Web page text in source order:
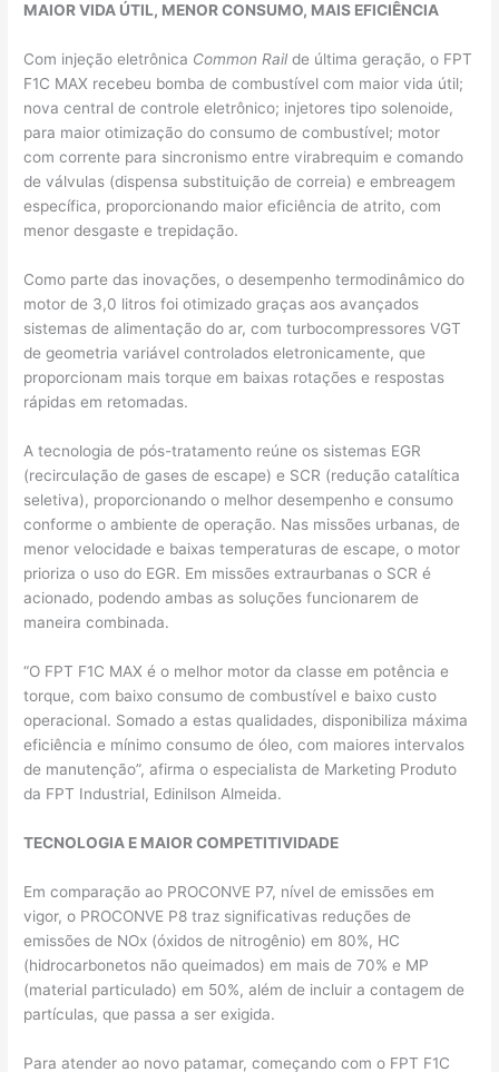
MAIOR VIDA ÚTIL, MENOR CONSUMO, MAIS EFICIÊNCIA
Com injeção eletrônica Common Rail de última geração, o FPT
F1C MAX recebeu bomba de combustível com maior vida útil;
nova central de controle eletrônico; injetores tipo solenoide,
para maior otimização do consumo de combustível; motor
com corrente para sincronismo entre virabrequim e comando
de válvulas (dispensa substituição de correia) e embreagem
específica, proporcionando maior eficiência de atrito, com
menor desgaste e trepidação.
Como parte das inovações, o desempenho termodinâmico do
motor de 3,0 litros foi otimizado graças aos avançados
sistemas de alimentação do ar, com turbocompressores VGT
de geometria variável controlados eletronicamente, que
proporcionam mais torque em baixas rotações e respostas
rápidas em retomadas.
A tecnologia de pós-tratamento reúne os sistemas EGR
(recirculação de gases de escape) e SCR (redução catalítica
seletiva), proporcionando o melhor desempenho e consumo
conforme o ambiente de operação. Nas missões urbanas, de
menor velocidade e baixas temperaturas de escape, o motor
prioriza o uso do EGR. Em missões extraurbanas o SCR é
acionado, podendo ambas as soluções funcionarem de
maneira combinada.
“O FPT F1C MAX é o melhor motor da classe em potência e
torque, com baixo consumo de combustível e baixo custo
operacional. Somado a estas qualidades, disponibiliza máxima
eficiência e mínimo consumo de óleo, com maiores intervalos
de manutenção”, afirma o especialista de Marketing Produto
da FPT Industrial, Edinilson Almeida.
TECNOLOGIA E MAIOR COMPETITIVIDADE
Em comparação ao PROCONVE P7, nível de emissões em
vigor, o PROCONVE P8 traz significativas reduções de
emissões de NOx (óxidos de nitrogênio) em 80%, HC
(hidrocarbonetos não queimados) em mais de 70% e MP
(material particulado) em 50%, além de incluir a contagem de
partículas, que passa a ser exigida.
Para atender ao novo patamar, começando com o FPT F1C